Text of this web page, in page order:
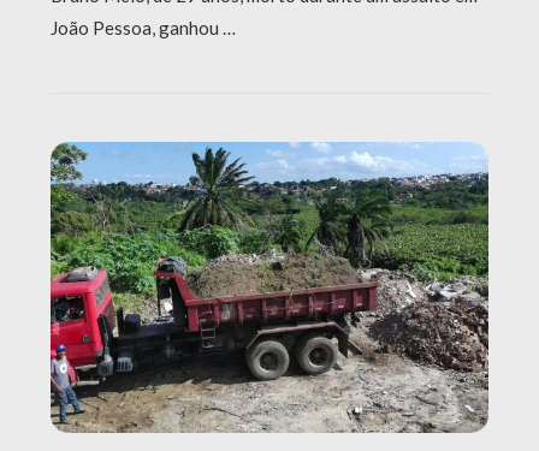
João Pessoa, ganhou …